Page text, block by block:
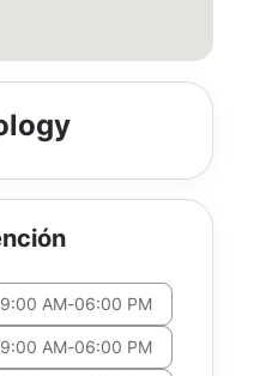
AM-06:00 PM
AM-06:00 PM